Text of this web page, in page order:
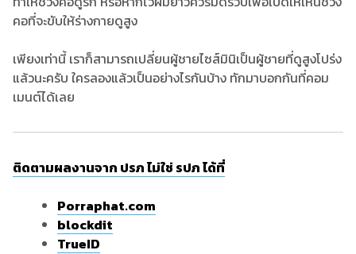
คอที่จะขับให้ร่างกายดูสูง
เพียงเท่านี้ เราก็สามารถเปลี่ยนผู้ชายไซส์มินิเป็นผู้ชายที่ดูสูงโปร่ง
แล้วนะครับ ใครลองแล้วเป็นอย่างไรกันบ้าง ทักมาบอกกันที่คอม
เมนต์ได้เลย
ติดตามผลงานจาก ปรภ ไม่ใช่ รปภ ได้ที่
Porraphat.com
blockdit
TrueID